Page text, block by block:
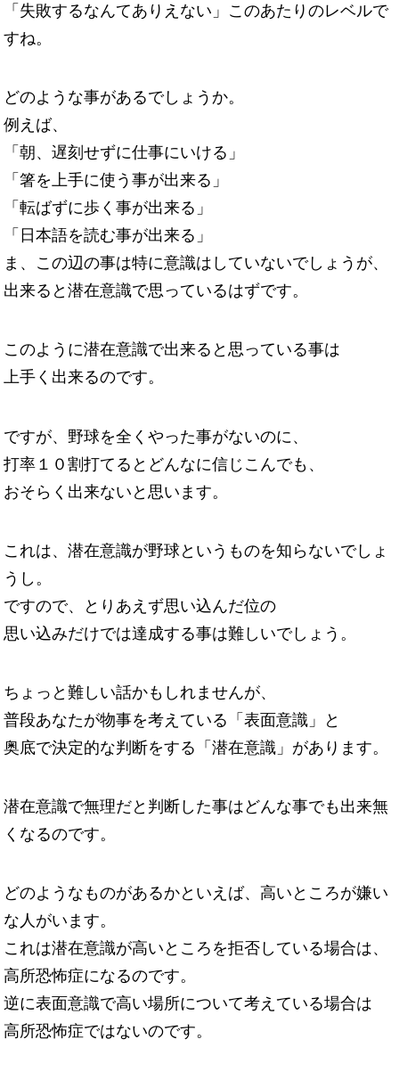
「失敗するなんてありえない」このあたりのレベルで
すね。
どのような事があるでしょうか。
例えば、
「朝、遅刻せずに仕事にいける」
「箸を上手に使う事が出来る」
「転ばずに歩く事が出来る」
「日本語を読む事が出来る」
ま、この辺の事は特に意識はしていないでしょうが、
出来ると潜在意識で思っているはずです。
このように潜在意識で出来ると思っている事は
上手く出来るのです。
ですが、野球を全くやった事がないのに、
打率１０割打てるとどんなに信じこんでも、
おそらく出来ないと思います。
これは、潜在意識が野球というものを知らないでしょ
うし。
ですので、とりあえず思い込んだ位の
思い込みだけでは達成する事は難しいでしょう。
ちょっと難しい話かもしれませんが、
普段あなたが物事を考えている「表面意識」と
奥底で決定的な判断をする「潜在意識」があります。
潜在意識で無理だと判断した事はどんな事でも出来無
くなるのです。
どのようなものがあるかといえば、高いところが嫌い
な人がいます。
これは潜在意識が高いところを拒否している場合は、
高所恐怖症になるのです。
逆に表面意識で高い場所について考えている場合は
高所恐怖症ではないのです。